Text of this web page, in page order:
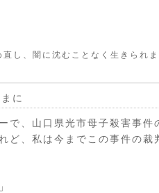
し、闇に沈むことなく生きられま
に
、山口県光市母子殺害事件
ど、私は今までこの事件の裁